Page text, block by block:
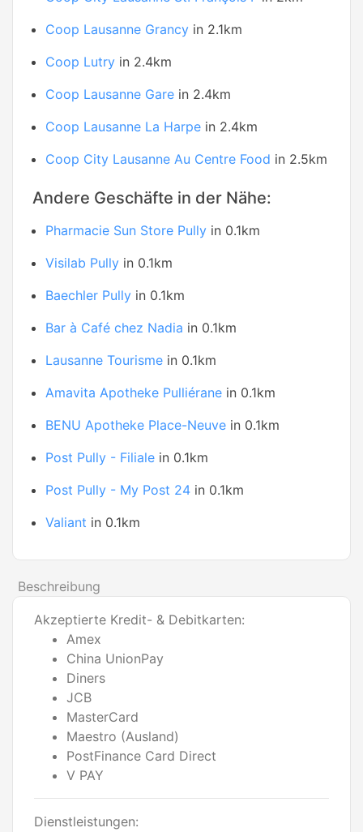
Coop Lausanne Grancy in 2.1km
Coop Lutry in 2.4km
Coop Lausanne Gare in 2.4km
Coop Lausanne La Harpe in 2.4km
Coop City Lausanne Au Centre Food in 2.5km
Andere Geschäfte in der Nähe:
Pharmacie Sun Store Pully in 0.1km
Visilab Pully in 0.1km
Baechler Pully in 0.1km
Bar à Café chez Nadia in 0.1km
Lausanne Tourisme in 0.1km
Amavita Apotheke Pulliérane in 0.1km
BENU Apotheke Place-Neuve in 0.1km
Post Pully - Filiale in 0.1km
Post Pully - My Post 24 in 0.1km
Valiant in 0.1km
Beschreibung
Akzeptierte Kredit- & Debitkarten:
Amex
China UnionPay
Diners
JCB
MasterCard
Maestro (Ausland)
PostFinance Card Direct
V PAY
Dienstleistungen: